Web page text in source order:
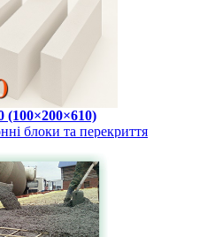
(100×200×610)
блоки та перекриття